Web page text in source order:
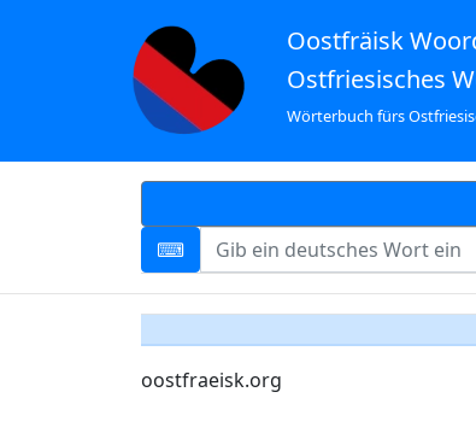
Oostfräisk
Ostfriesisches
Wörterbuch fürs
oostfraeisk.org